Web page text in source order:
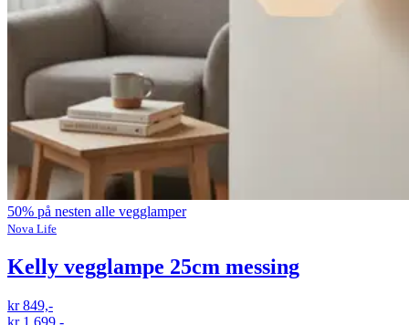
50% på nesten alle vegglamper
Nova Life
Kelly vegglampe 25cm messing
kr 849,-
kr 1 699,-